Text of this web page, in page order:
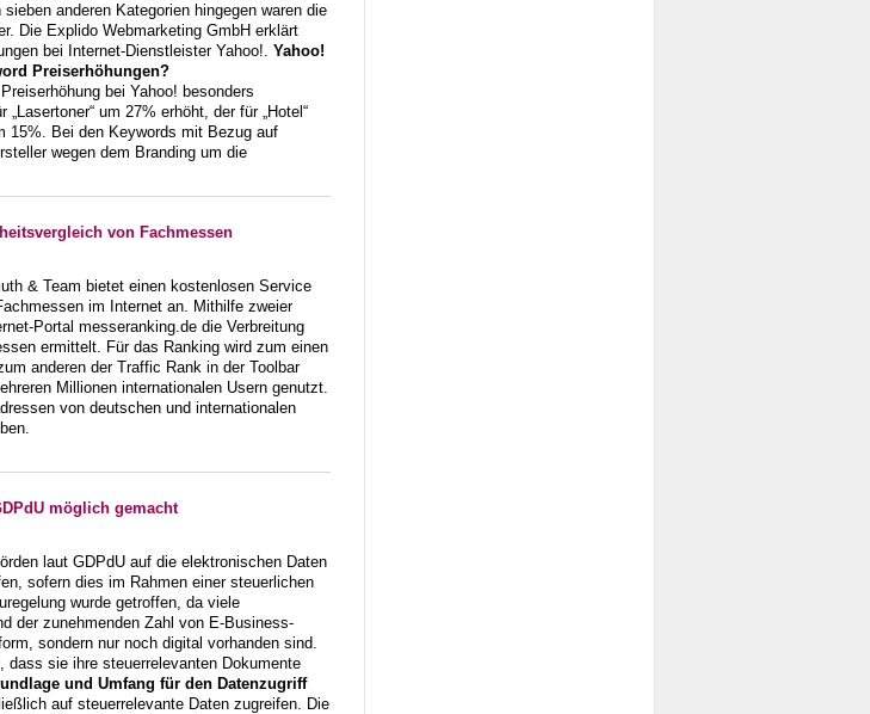
anderen Kategorien hingegen waren die
Die Explido Webmarketing GmbH erklärt
bei Internet-Dienstleister Yahoo!. Yahoo!
Preiserhöhungen?
bei Yahoo! besonders
um 27% erhöht, der für „Hotel“
15%. Bei den Keywords mit Bezug auf
wegen dem Branding um die
von Fachmessen
& Team bietet einen kostenlosen Service
im Internet an. Mithilfe zweier
Portal messeranking.de die Verbreitung
ermittelt. Für das Ranking wird zum einen
anderen der Traffic Rank in der Toolbar
Millionen internationalen Usern genutzt.
von deutschen und internationalen
möglich gemacht
laut GDPdU auf die elektronischen Daten
sofern dies im Rahmen einer steuerlichen
wurde getroffen, da viele
der zunehmenden Zahl von E-Business-
sondern nur noch digital vorhanden sind.
dass sie ihre steuerrelevanten Dokumente
und Umfang für den Datenzugriff
auf steuerrelevante Daten zugreifen. Die